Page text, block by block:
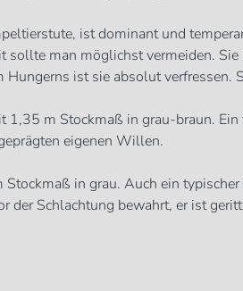
ist dominant und
sollte man möglichst vermeiden.
ist sie absolut
m Stockmaß in grau-braun.
eigenen Willen.
in grau. Auch ein
der Schlachtung bewahrt, er ist